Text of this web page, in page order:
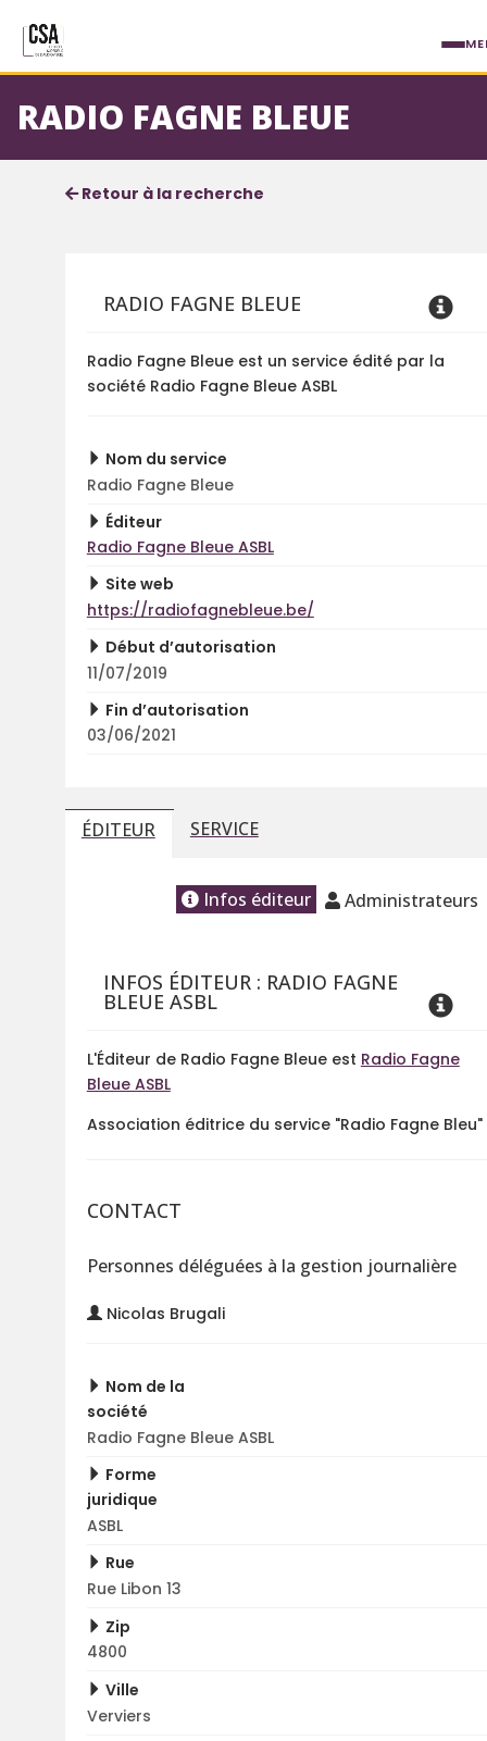
RADIO FAGNE BLEUE
Fiche service
Informations détaillées
Retour à la recherche
RADIO FAGNE BLEUE
Radio Fagne Bleue est un service édité par la
société Radio Fagne Bleue ASBL
Nom du service
Radio Fagne Bleue
Éditeur
Radio Fagne Bleue ASBL
Site web
https://radiofagnebleue.be/
Début d’autorisation
11/07/2019
Fin d’autorisation
03/06/2021
ÉDITEUR SERVICE
Infos éditeur Administrateurs
INFOS ÉDITEUR : RADIO FAGNE
BLEUE ASBL
L'Éditeur de Radio Fagne Bleue est Radio Fagne
Bleue ASBL
Association éditrice du service "Radio Fagne Bleu"
CONTACT
Personnes déléguées à la gestion journalière
Nicolas Brugali
Nom de la
société
Radio Fagne Bleue ASBL
Forme
juridique
ASBL
Rue
Rue Libon 13
Zip
4800
Ville
Verviers